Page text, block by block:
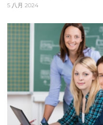
5 八月 2024